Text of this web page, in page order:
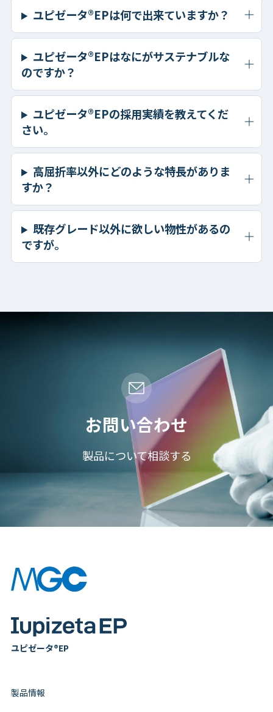
ユピゼータ®EPは何で出来ていますか？
ユピゼータ®EPはなにがサステナブルな
のですか？
ユピゼータ®EPの採用実績を教えてくだ
さい。
高屈折率以外にどのような特長がありま
すか？
既存グレード以外に欲しい物性があるの
ですが。
お問い合わせ
製品について相談する
ユピゼータ®EP
製品情報